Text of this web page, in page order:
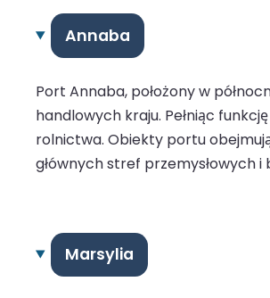
Annaba
Port Annaba, położony w
handlowych kraju. Pełniąc
rolnictwa. Obiekty portu
głównych stref przemysłowych i
Marsylia